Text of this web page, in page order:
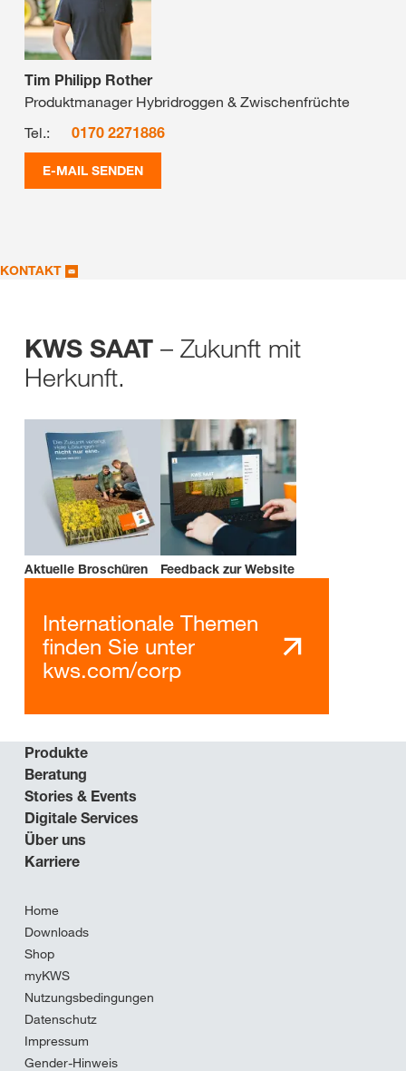
Tim Philipp Rother
Produktmanager Hybridroggen & Zwischenfrüchte
Tel.:
0170 2271886
E-MAIL SENDEN
KONTAKT
KWS SAAT – Zukunft mit
Herkunft.
Aktuelle Broschüren Feedback zur Website
Internationale Themen
finden Sie unter
kws.com/corp
Produkte
Beratung
Stories & Events
Digitale Services
Über uns
Karriere
Home
Downloads
Shop
myKWS
Nutzungsbedingungen
Datenschutz
Impressum
Gender-Hinweis